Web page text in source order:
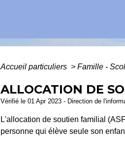
Accueil particuliers > Famille -
ALLOCATION DE
Vérifié le 01 Apr 2023 - Direction de
L'allocation de soutien familial
personne qui élève seule son